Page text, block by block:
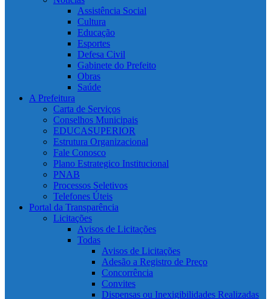
Assistência Social
Cultura
Educação
Esportes
Defesa Civil
Gabinete do Prefeito
Obras
Saúde
A Prefeitura
Carta de Serviços
Conselhos Municipais
EDUCASUPERIOR
Estrutura Organizacional
Fale Conosco
Plano Estrategico Institucional
PNAB
Processos Seletivos
Telefones Úteis
Portal da Transparência
Licitações
Avisos de Licitações
Todas
Avisos de Licitações
Adesão a Registro de Preço
Concorrência
Convites
Dispensas ou Inexigibilidades Realizadas